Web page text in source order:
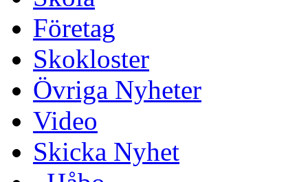
Företag
Skokloster
Övriga Nyheter
Video
Skicka Nyhet